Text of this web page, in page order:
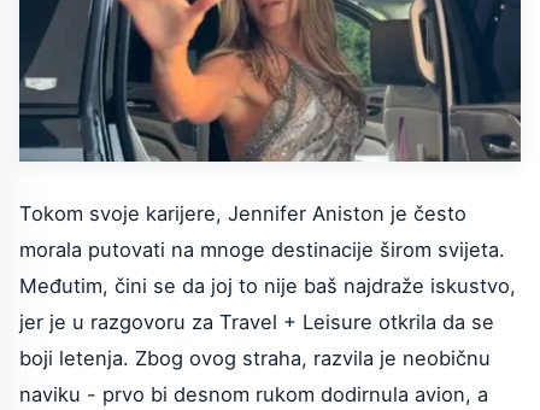
Tokom svoje karijere, Jennifer Aniston je često
morala putovati na mnoge destinacije širom svijeta.
Međutim, čini se da joj to nije baš najdraže iskustvo,
jer je u razgovoru za Travel + Leisure otkrila da se
boji letenja. Zbog ovog straha, razvila je neobičnu
naviku - prvo bi desnom rukom dodirnula avion, a